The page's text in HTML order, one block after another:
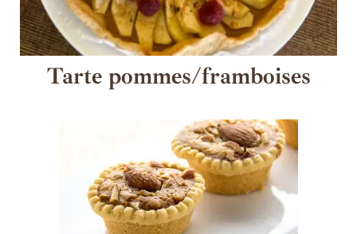
Tarte pommes/framboises